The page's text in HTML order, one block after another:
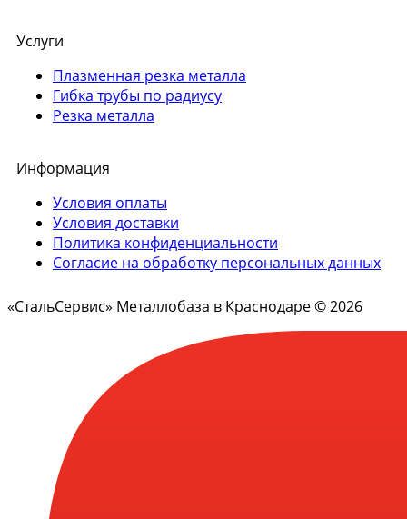
Услуги
Плазменная резка металла
Гибка трубы по радиусу
Резка металла
Информация
Условия оплаты
Условия доставки
Политика конфиденциальности
Согласие на обработку персональных данных
«СтальСервис» Металлобаза в Краснодаре © 2026